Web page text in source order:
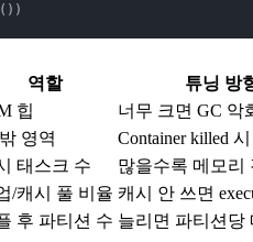
역할 튜닝 방
힙 너무 크면 GC 악
영역 Container killed
태스크 수 많을수록 메모리
/캐시 풀 비율 캐시 안 쓰면
후 파티션 수 늘리면 파티션당